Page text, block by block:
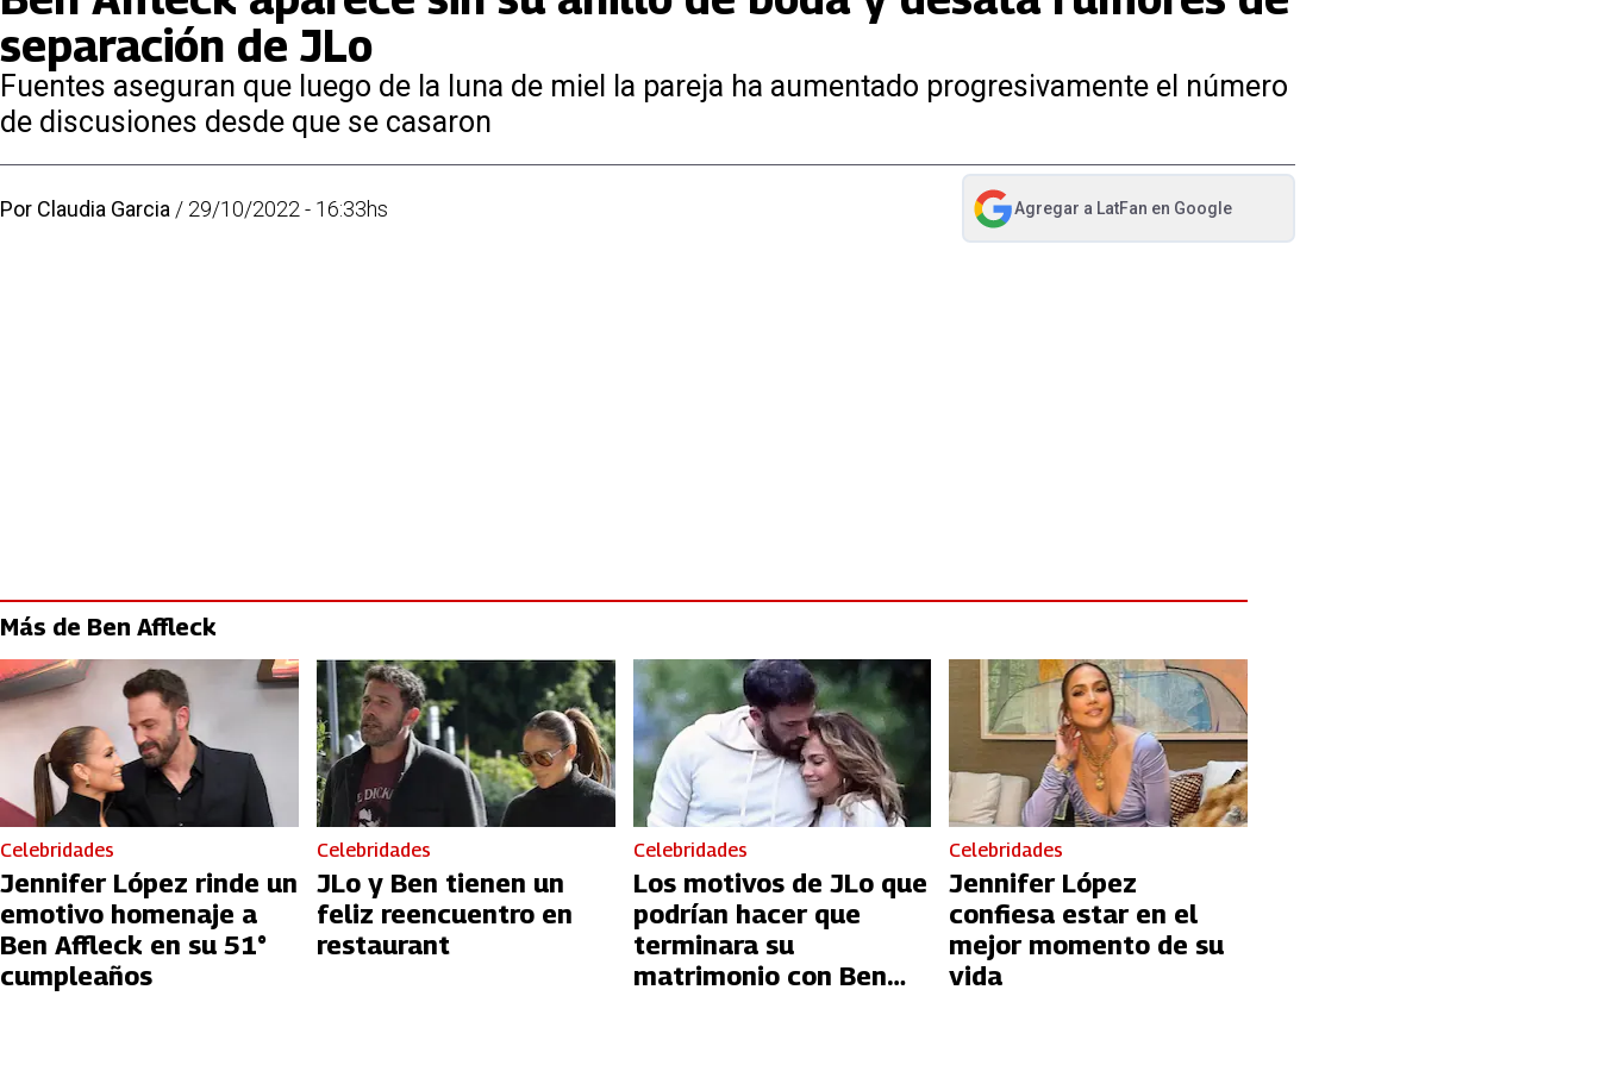
separación de JLo
Fuentes aseguran que luego de la luna de miel la pareja ha aumentado progresivamente el número
de discusiones desde que se casaron
Por Claudia Garcia / 29/10/2022 - 16:33hs Agregar a LatFan en Google
abre en nueva pestaña
Más de Ben Affleck
Celebridades
Jennifer López rinde un
emotivo homenaje a
Ben Affleck en su 51°
cumpleaños
Celebridades
JLo y Ben tienen un
feliz reencuentro en
restaurant
Celebridades
Los motivos de JLo que
podrían hacer que
terminara su
matrimonio con Ben
Celebridades
Jennifer López
confiesa estar en el
mejor momento de su
vida